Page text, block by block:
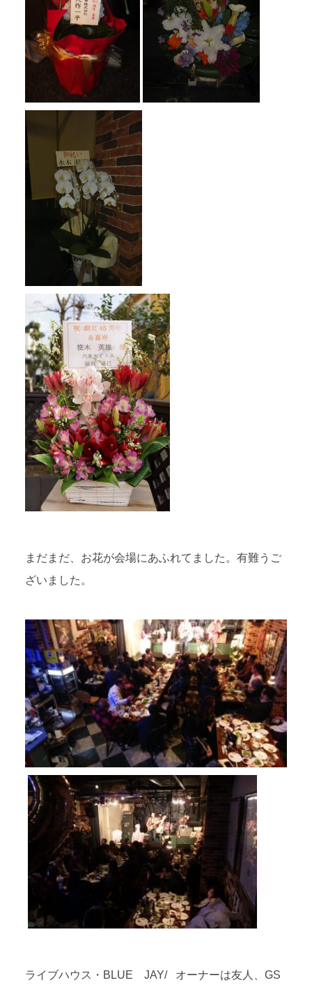
まだまだ、お花が会場にあふれてました。有難うご
ざいました。
ライブハウス・BLUE JAY/ オーナーは友人、GS